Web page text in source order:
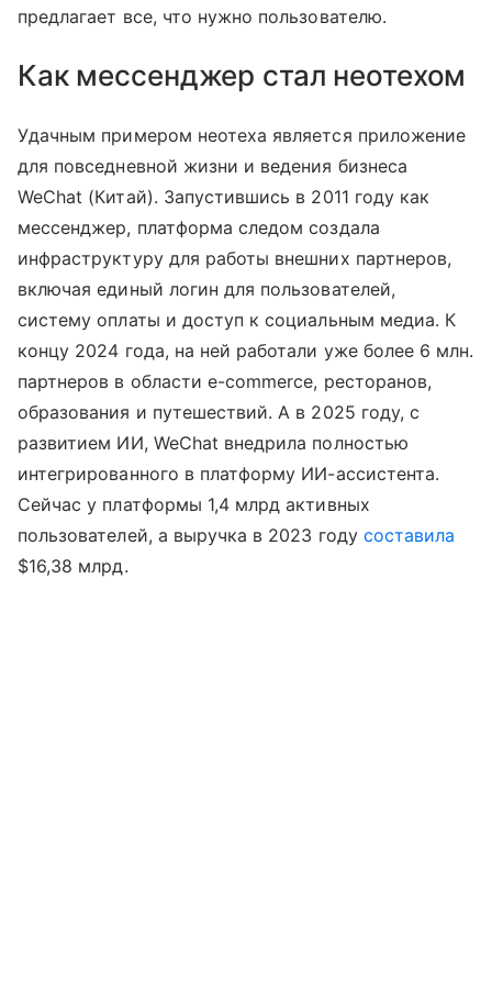
предлагает все, что нужно пользователю.
Как мессенджер стал неотехом
Удачным примером неотеха является приложение
для повседневной жизни и ведения бизнеса
WeChat (Китай). Запустившись в 2011 году как
мессенджер, платформа следом создала
инфраструктуру для работы внешних партнеров,
включая единый логин для пользователей,
систему оплаты и доступ к социальным медиа. К
концу 2024 года, на ней работали уже более 6 млн.
партнеров в области e-commerce, ресторанов,
образования и путешествий. А в 2025 году, с
развитием ИИ, WeChat внедрила полностью
интегрированного в платформу ИИ-ассистента.
Сейчас у платформы 1,4 млрд активных
пользователей, а выручка в 2023 году составила
$16,38 млрд.